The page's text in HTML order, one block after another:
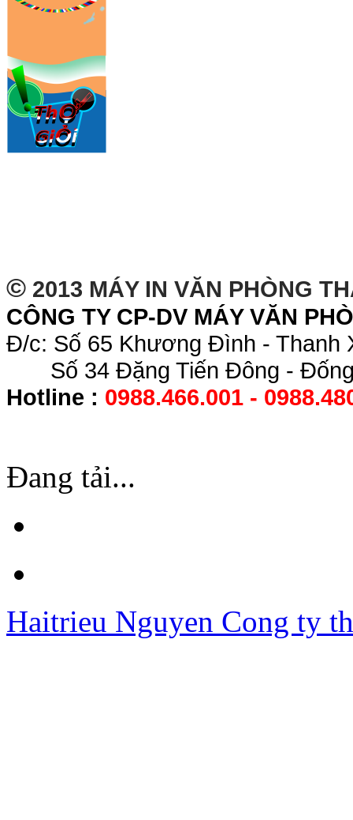
© 2013 MÁY IN VĂN PHÒNG
CÔNG TY CP-DV MÁY VĂN
Đ/c: Số 65 Khương Đình - Thanh
Số 34 Đặng Tiến Đông -
Hotline : 0988.466.001 -
Đang tải...
Haitrieu Nguyen Cong ty